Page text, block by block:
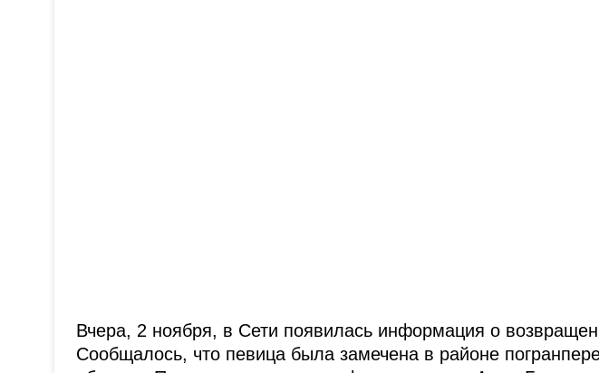
Вчера, 2 ноября, в Сети появилась информация о
Сообщалось, что певица была замечена в районе